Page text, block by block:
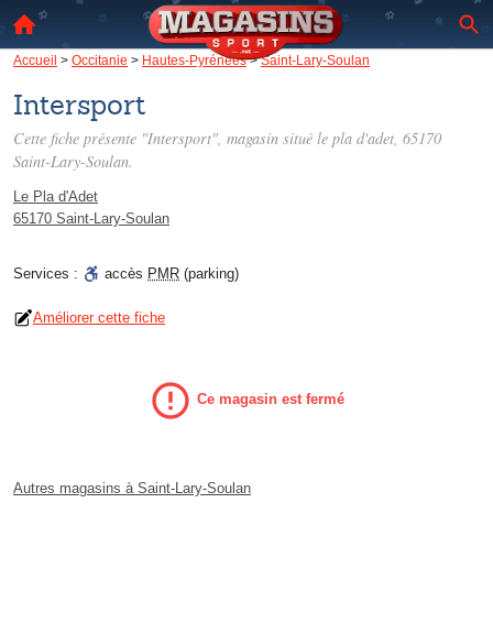
Accueil > Occitanie > Hautes-Pyrénées>Saint-Lary-Soulan
Intersport
Cette fiche présente "Intersport", magasin situé le pla d'adet, 65170
Saint-Lary-Soulan.
Le Pla d'Adet
65170 Saint-Lary-Soulan
Services : accès PMR (parking)
Améliorer cette fiche
Ce magasin est fermé
Autres magasins à Saint-Lary-Soulan